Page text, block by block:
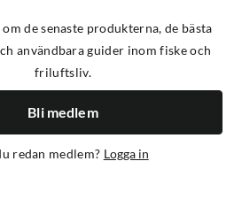
de senaste produkterna, de bästa
användbara guider inom fiske och
friluftsliv.
Bli medlem
redan medlem? Logga in